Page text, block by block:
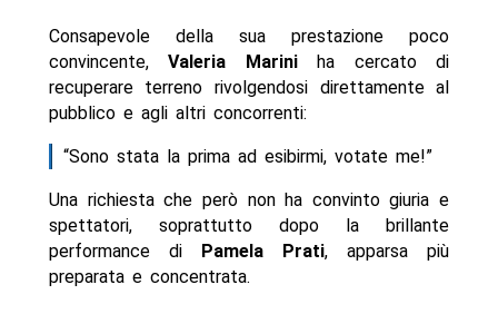
Consapevole della sua prestazione poco
convincente,Valeria Mariniha cercato di
recuperare terreno rivolgendosi direttamente al
pubblico e agli altri concorrenti:
“Sono stata la prima ad esibirmi, votate me!”
Una richiesta che però non ha convinto giuria e
spettatori, soprattutto dopo la brillante
performance di
Pamela Prati, apparsa più
preparata e concentrata.